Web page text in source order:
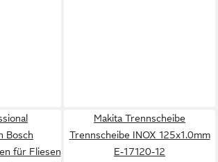
Bosch
für Fliesen
Makita Trennscheibe
Trennscheibe INOX 125x1.0mm
E-17120-12